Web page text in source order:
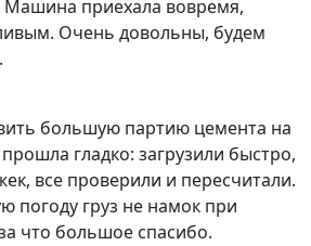
Машина приехала вовремя,
Очень довольны, будем
большую партию цемента на
гладко: загрузили быстро,
все проверили и пересчитали.
погоду груз не намок при
что большое спасибо.